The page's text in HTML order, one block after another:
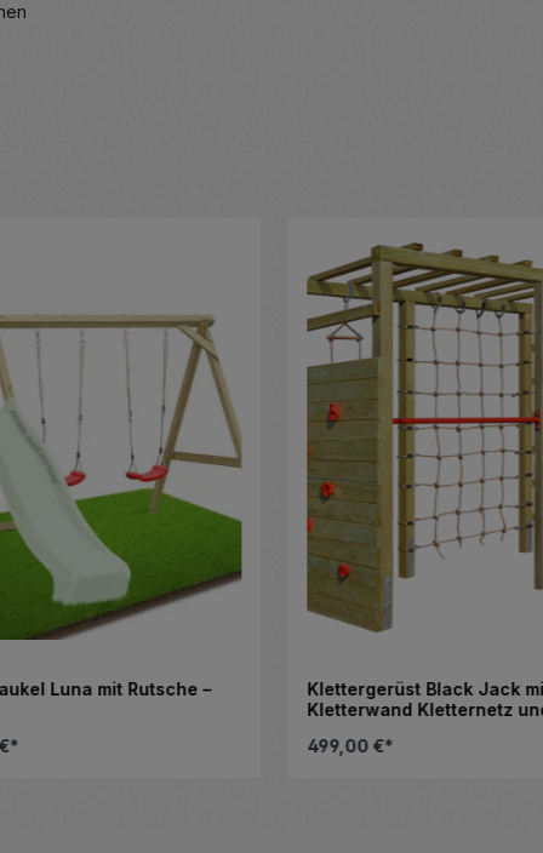
Luna mit Rutsche –
Klettergerüst Black Jack
Kletterwand Kletternetz
499,00 €*